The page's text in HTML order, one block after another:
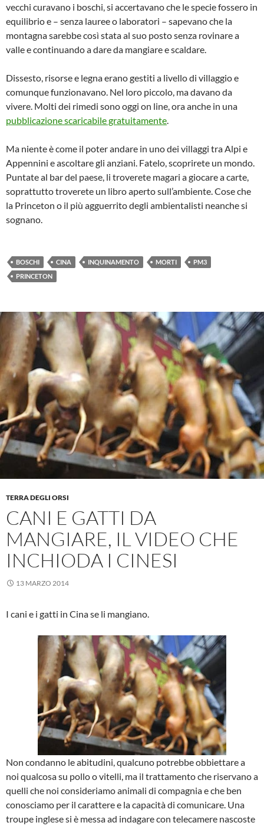
vecchi curavano i boschi, si accertavano che le specie fossero in
equilibrio e – senza lauree o laboratori – sapevano che la
montagna sarebbe così stata al suo posto senza rovinare a
valle e continuando a dare da mangiare e scaldare.
Dissesto, risorse e legna erano gestiti a livello di villaggio e
comunque funzionavano. Nel loro piccolo, ma davano da
vivere. Molti dei rimedi sono oggi on line, ora anche in una
pubblicazione scaricabile gratuitamente
Ma niente è come il poter andare in uno dei villaggi tra Alpi e
Appennini e ascoltare gli anziani. Fatelo, scoprirete un mondo.
Puntate al bar del paese, li troverete magari a giocare a carte,
soprattutto troverete un libro aperto sull’ambiente. Cose che
la Princeton o il più agguerrito degli ambientalisti neanche si
sognano.
BOSCHI CINA INQUINAMENTO MORTI
PM3
PRINCETON
TERRA DEGLI ORSI
CANI E GATTI DA
MANGIARE, IL VIDEO CHE
INCHIODA I CINESI
13 MARZO 2014
I cani e i gatti in Cina se li mangiano.
Non condanno le abitudini, qualcuno potrebbe obbiettare a
noi qualcosa su pollo o vitelli, ma il trattamento che riservano a
quelli che noi consideriamo animali di compagnia e che ben
conosciamo per il carattere e la capacità di comunicare. Una
troupe inglese si è messa ad indagare con telecamere nascoste